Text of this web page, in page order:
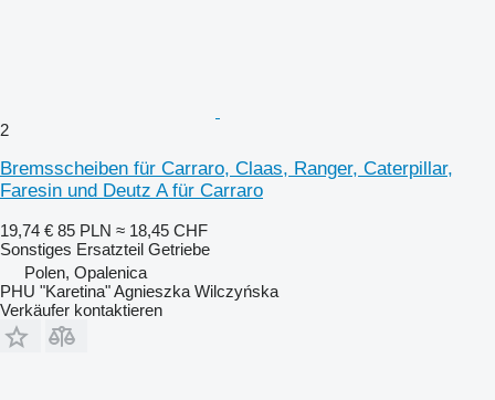
2
Bremsscheiben für Carraro, Claas, Ranger, Caterpillar,
Faresin und Deutz A für Carraro
19,74 € 85 PLN ≈ 18,45 CHF
Sonstiges Ersatzteil Getriebe
Polen, Opalenica
PHU "Karetina" Agnieszka Wilczyńska
Verkäufer kontaktieren